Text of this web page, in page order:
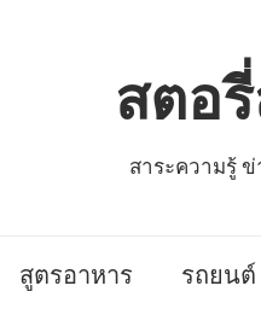
สตอ
สาระความรู้ ข่
สูตรอาหาร รถยนต์